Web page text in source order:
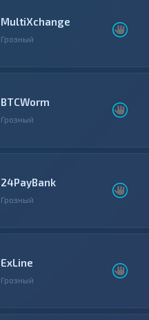
MultiXchange
Грозный
BTCWorm
Грозный
24PayBank
Грозный
ExLine
Грозный